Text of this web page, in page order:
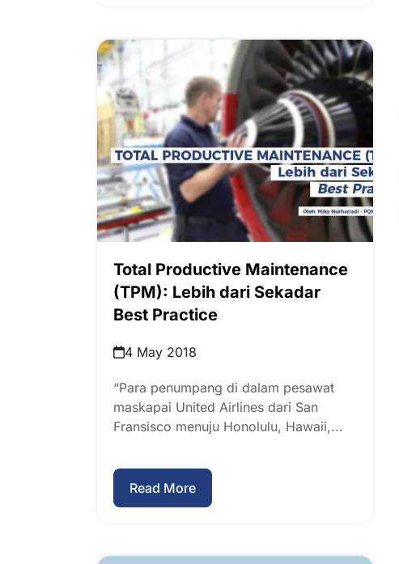
Total Productive Maintenance
(TPM): Lebih dari Sekadar
Best Practice
4 May 2018
“Para penumpang di dalam pesawat
maskapai United Airlines dari San
Fransisco menuju Honolulu, Hawaii,...
Read More